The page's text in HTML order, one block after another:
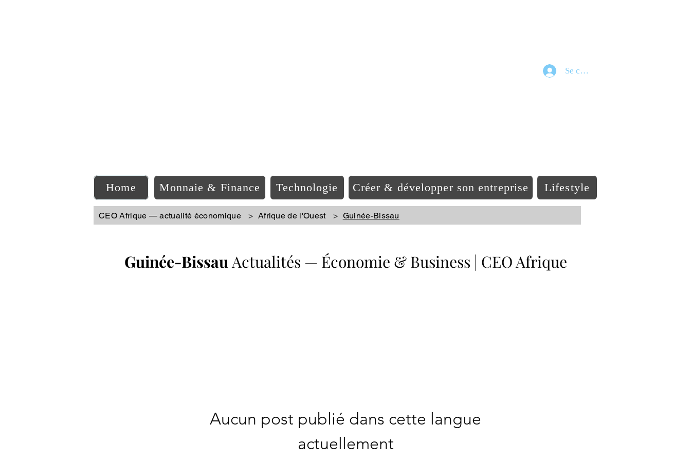
Se connecter
Home Monnaie & Finance Technologie Créer & développer son entreprise Lifestyle
CEO Afrique — actualité économique > Afrique de l'Ouest > Guinée-Bissau
Guinée-BissauActualités — Économie & Business | CEO Afrique
Aucun post publié dans cette langue
actuellement